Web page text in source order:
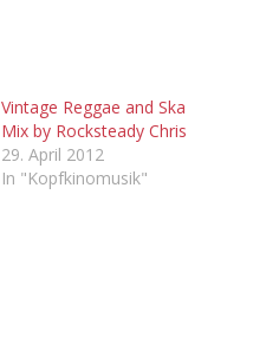
Vintage Reggae and Ska
Mix by Rocksteady Chris
29. April 2012
In "Kopfkinomusik"